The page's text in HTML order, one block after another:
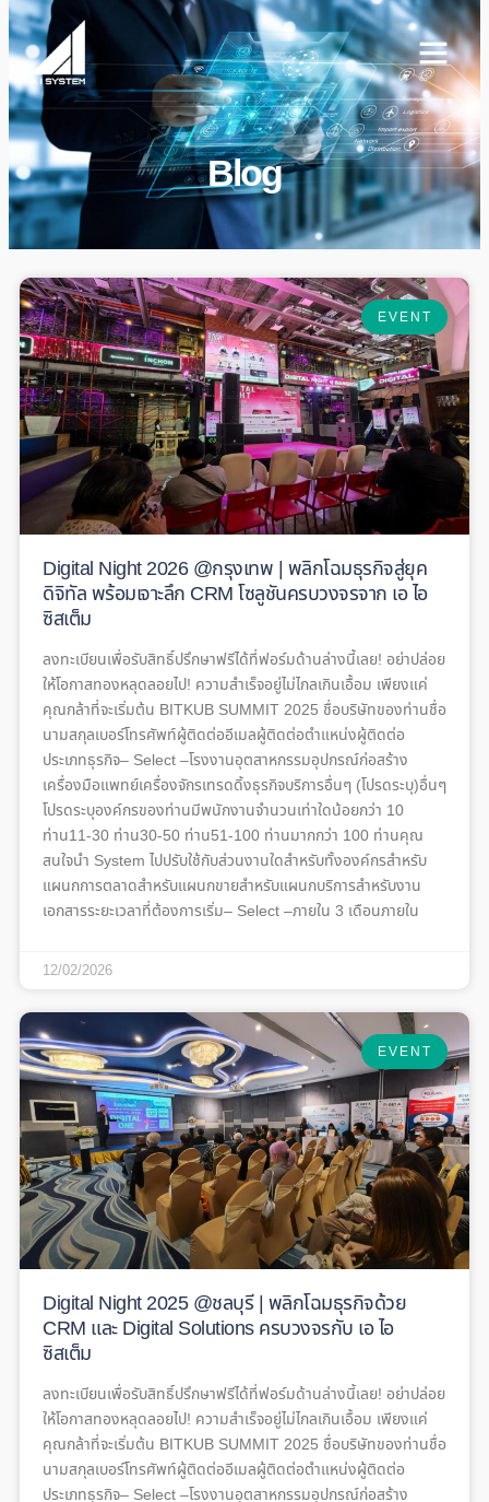
Blog
EVENT
Digital Night 2026 @กรุงเทพ | พลิกโฉมธุรกิจสู่ยุค
ดิจิทัล พร้อมเจาะลึก CRM โซลูชันครบวงจรจาก เอ ไอ
ซิสเต็ม
ลงทะเบียนเพื่อรับสิทธิ์ปรึกษาฟรีได้ที่ฟอร์มด้านล่างนี้เลย! อย่าปล่อย
ให้โอกาสทองหลุดลอยไป! ความสำเร็จอยู่ไม่ไกลเกินเอื้อม เพียงแค่
คุณกล้าที่จะเริ่มต้น BITKUB SUMMIT 2025 ชื่อบริษัทของท่านชื่อ
นามสกุลเบอร์โทรศัพท์ผู้ติดต่ออีเมลผู้ติดต่อตำแหน่งผู้ติดต่อ
ประเภทธุรกิจ– Select –โรงงานอุตสาหกรรมอุปกรณ์ก่อสร้าง
เครื่องมือแพทย์เครื่องจักรเทรดดิ้งธุรกิจบริการอื่นๆ (โปรดระบุ)อื่นๆ
โปรดระบุองค์กรของท่านมีพนักงานจำนวนเท่าใดน้อยกว่า 10
ท่าน11-30 ท่าน30-50 ท่าน51-100 ท่านมากกว่า 100 ท่านคุณ
สนใจนำ System ไปปรับใช้กับส่วนงานใดสำหรับทั้งองค์กรสำหรับ
แผนกการตลาดสำหรับแผนกขายสำหรับแผนกบริการสำหรับงาน
เอกสารระยะเวลาที่ต้องการเริ่ม– Select –ภายใน 3 เดือนภายใน
12/02/2026
EVENT
Digital Night 2025 @ชลบุรี | พลิกโฉมธุรกิจด้วย
CRM และ Digital Solutions ครบวงจรกับ เอ ไอ
ซิสเต็ม
ลงทะเบียนเพื่อรับสิทธิ์ปรึกษาฟรีได้ที่ฟอร์มด้านล่างนี้เลย! อย่าปล่อย
ให้โอกาสทองหลุดลอยไป! ความสำเร็จอยู่ไม่ไกลเกินเอื้อม เพียงแค่
คุณกล้าที่จะเริ่มต้น BITKUB SUMMIT 2025 ชื่อบริษัทของท่านชื่อ
นามสกุลเบอร์โทรศัพท์ผู้ติดต่ออีเมลผู้ติดต่อตำแหน่งผู้ติดต่อ
ประเภทธุรกิจ– Select –โรงงานอุตสาหกรรมอุปกรณ์ก่อสร้าง